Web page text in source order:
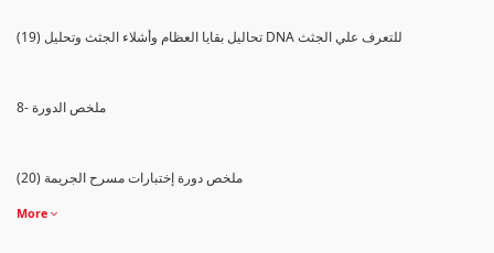
(19) تحاليل بقايا العظام وأشلاء الجثث وتحليل DNA للتعرف علي الجثث
8- ملخص الدورة
(20) ملخص دورة إختبارات مسرح الجريمة
More